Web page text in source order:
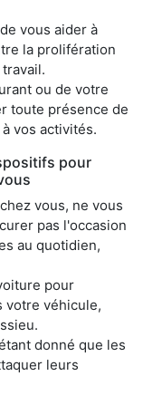
vous aider à
la prolifération
ou de votre
toute présence de
vos activités.
pour
vous, ne vous
pas l'occasion
au quotidien,
pour
votre véhicule,
donné que les
leurs